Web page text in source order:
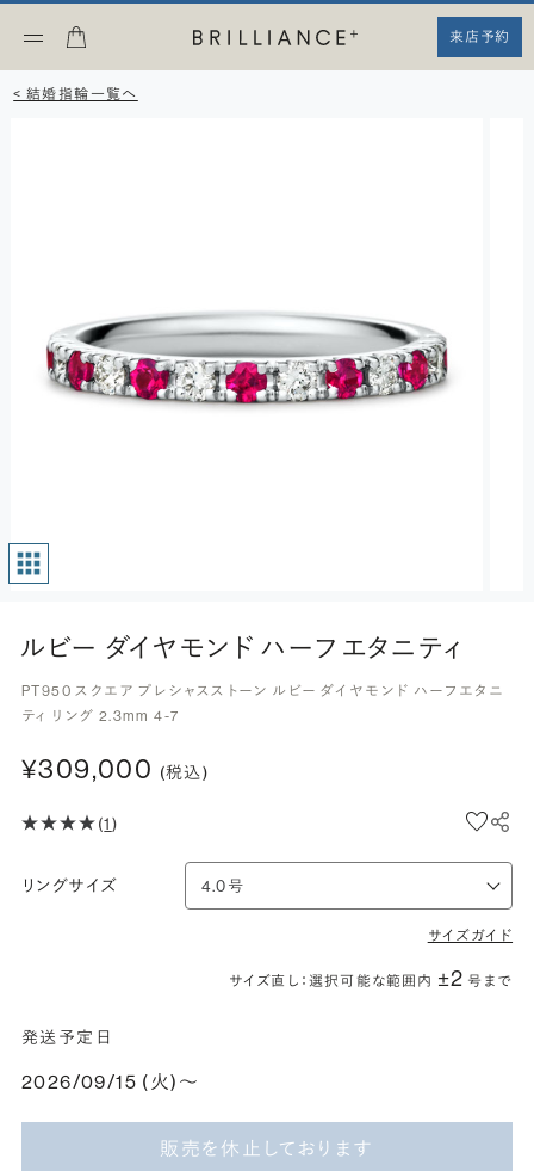
来店予約
< 結婚指輪一覧へ
ルビー ダイヤモンド ハーフエタニティ
PT950 スクエア プレシャスストーン ルビー ダイヤモンド ハーフエタニ
ティ リング 2.3mm 4-7
¥309,000 (税込)
(1)
リングサイズ
サイズガイド
サイズ直し：選択可能な範囲内 ±2 号まで
発送予定日
2026/09/15 (火)〜
販売を休止しております